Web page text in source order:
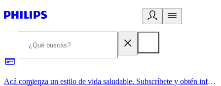
Acá comienza un estilo de vida saludable. Subscríbete y obtén información de primera mano